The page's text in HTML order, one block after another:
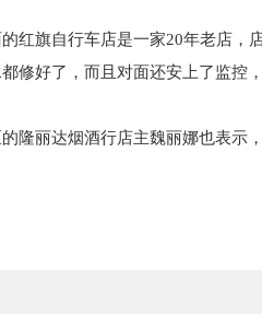
旗自行车店是一家20年老店，店
修好了，而且对面还安上了监控
丽达烟酒行店主魏丽娜也表示，